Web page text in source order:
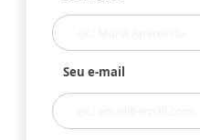
Seu e-mail